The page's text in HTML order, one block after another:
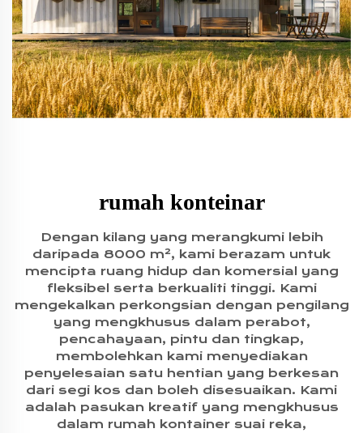
rumah konteinar
Dengan kilang yang merangkumi lebih
daripada 8000 m², kami berazam untuk
mencipta ruang hidup dan komersial yang
fleksibel serta berkualiti tinggi. Kami
mengekalkan perkongsian dengan pengilang
yang mengkhusus dalam perabot,
pencahayaan, pintu dan tingkap,
membolehkan kami menyediakan
penyelesaian satu hentian yang berkesan
dari segi kos dan boleh disesuaikan. Kami
adalah pasukan kreatif yang mengkhusus
dalam rumah kontainer suai reka,